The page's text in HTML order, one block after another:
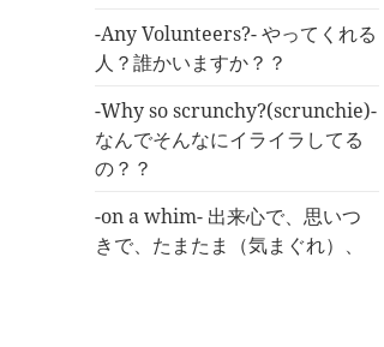
-Any Volunteers?- やってくれる
人？誰かいますか？？
-Why so scrunchy?(scrunchie)-
なんでそんなにイライラしてる
の？？
-on a whim- 出来心で、思いつ
きで、たまたま（気まぐれ）、